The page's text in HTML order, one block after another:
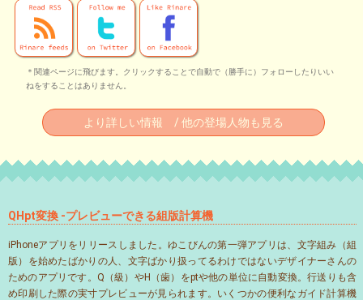
＊関連ページに飛びます。クリックすることで自動で（勝手に）フォローしたりいい
ねをすることはありません。
より詳しい情報 / 他の登場人物も見る
QHpt変換 -プレビューできる組版計算機
iPhoneアプリをリリースしました。ゆこびんの第一弾アプリは、文字組み（組
版）を始めたばかりの人、文字ばかり扱ってるわけではないデザイナーさんの
ためのアプリです。Q（級）やH（歯）をptや他の単位に自動変換。行送りも含
め印刷した際の実寸プレビューが見られます。いくつかの便利なガイド計算機